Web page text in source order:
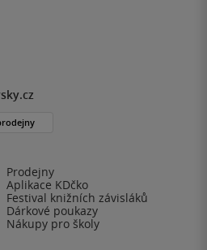
Prodejny
Aplikace KDčko
Festival knižních závisláků
Dárkové poukazy
Nákupy pro školy